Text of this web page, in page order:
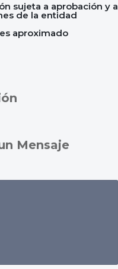
sujeta a aprobación y a
de la entidad
aproximado
Mensaje